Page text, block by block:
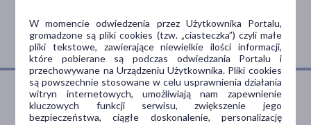
W momencie odwiedzenia przez Użytkownika Portalu,
gromadzone są pliki cookies (tzw. „ciasteczka”) czyli małe
pliki tekstowe, zawierające niewielkie ilości informacji,
które pobierane są podczas odwiedzania Portalu i
przechowywane na Urządzeniu Użytkownika. Pliki cookies
są powszechnie stosowane w celu usprawnienia działania
witryn internetowych, umożliwiają nam zapewnienie
kluczowych funkcji serwisu, zwiększenie jego
bezpieczeństwa, ciągłe doskonalenie, personalizację